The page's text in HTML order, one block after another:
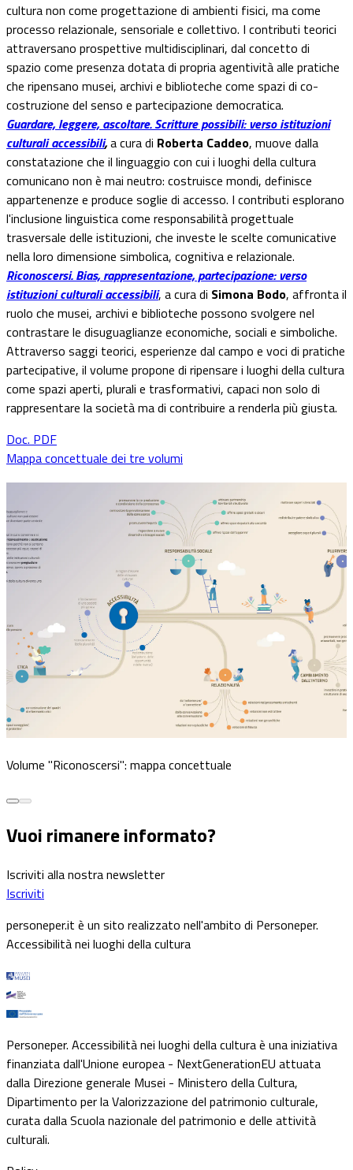
cultura non come progettazione di ambienti fisici, ma come
processo relazionale, sensoriale e collettivo. I contributi teorici
attraversano prospettive multidisciplinari, dal concetto di
spazio come presenza dotata di propria agentività alle pratiche
che ripensano musei, archivi e biblioteche come spazi di co-
costruzione del senso e partecipazione democratica.
Guardare, leggere, ascoltare. Scritture possibili: verso istituzioni
culturali accessibili,a cura di Roberta Caddeo, muove dalla
constatazione che il linguaggio con cui i luoghi della cultura
comunicano non è mai neutro: costruisce mondi, definisce
appartenenze e produce soglie di accesso. I contributi esplorano
l'inclusione linguistica come responsabilità progettuale
trasversale delle istituzioni, che investe le scelte comunicative
nella loro dimensione simbolica, cognitiva e relazionale.
Riconoscersi. Bias, rappresentazione, partecipazione: verso
istituzioni culturali accessibili, a cura di Simona Bodo, affronta il
ruolo che musei, archivi e biblioteche possono svolgere nel
contrastare le disuguaglianze economiche, sociali e simboliche.
Attraverso saggi teorici, esperienze dal campo e voci di pratiche
partecipative, il volume propone di ripensare i luoghi della cultura
come spazi aperti, plurali e trasformativi, capaci non solo di
rappresentare la società ma di contribuire a renderla più giusta.
Doc. PDF
Mappa concettuale dei tre volumi
Volume "Riconoscersi": mappa concettuale
Vuoi rimanere informato?
Iscriviti alla nostra newsletter
Iscriviti
personeper.it è un sito realizzato nell'ambito di Personeper.
Accessibilità nei luoghi della cultura
Personeper. Accessibilità nei luoghi della cultura è una iniziativa
finanziata dall'Unione europea - NextGenerationEU attuata
dalla Direzione generale Musei - Ministero della Cultura,
Dipartimento per la Valorizzazione del patrimonio culturale,
curata dalla Scuola nazionale del patrimonio e delle attività
culturali.